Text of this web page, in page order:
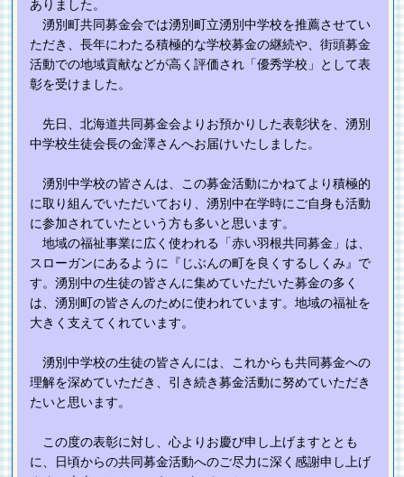
ありました。
湧別町共同募金会では湧別町立湧別中学校を推薦させてい
ただき、長年にわたる積極的な学校募金の継続や、街頭募金
活動での地域貢献などが高く評価され「優秀学校」として表
彰を受けました。
先日、北海道共同募金会よりお預かりした表彰状を、湧別
中学校生徒会長の金澤さんへお届けいたしました。
湧別中学校の皆さんは、この募金活動にかねてより積極的
に取り組んでいただいており、湧別中在学時にご自身も活動
に参加されていたという方も多いと思います。
地域の福祉事業に広く使われる「赤い羽根共同募金」は、
スローガンにあるように『じぶんの町を良くするしくみ』で
す。湧別中の生徒の皆さんに集めていただいた募金の多く
は、湧別町の皆さんのために使われています。地域の福祉を
大きく支えてくれています。
湧別中学校の生徒の皆さんには、これからも共同募金への
理解を深めていただき、引き続き募金活動に努めていただき
たいと思います。
この度の表彰に対し、心よりお慶び申し上げますととも
に、日頃からの共同募金活動へのご尽力に深く感謝申し上げ